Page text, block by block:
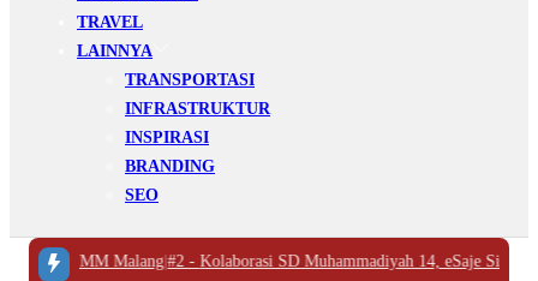
TRAVEL
LAINNYA
TRANSPORTASI
INFRASTRUKTUR
INSPIRASI
BRANDING
SEO
UMM Malang |#2 -Kolaborasi SD Muhammadiyah 14, eSaje Sikop, dan